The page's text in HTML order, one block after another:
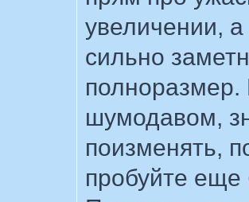
увеличении,
сильно
полноразмер.
шумодавом,
поизменять,
пробуйте еще